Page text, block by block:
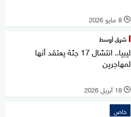
l 8 مايو 2026
شرق أوسط
ليبيا.. انتشال 17 جثة يعتقد أنها
لمهاجرين
l 18 أبريل 2026
خاص